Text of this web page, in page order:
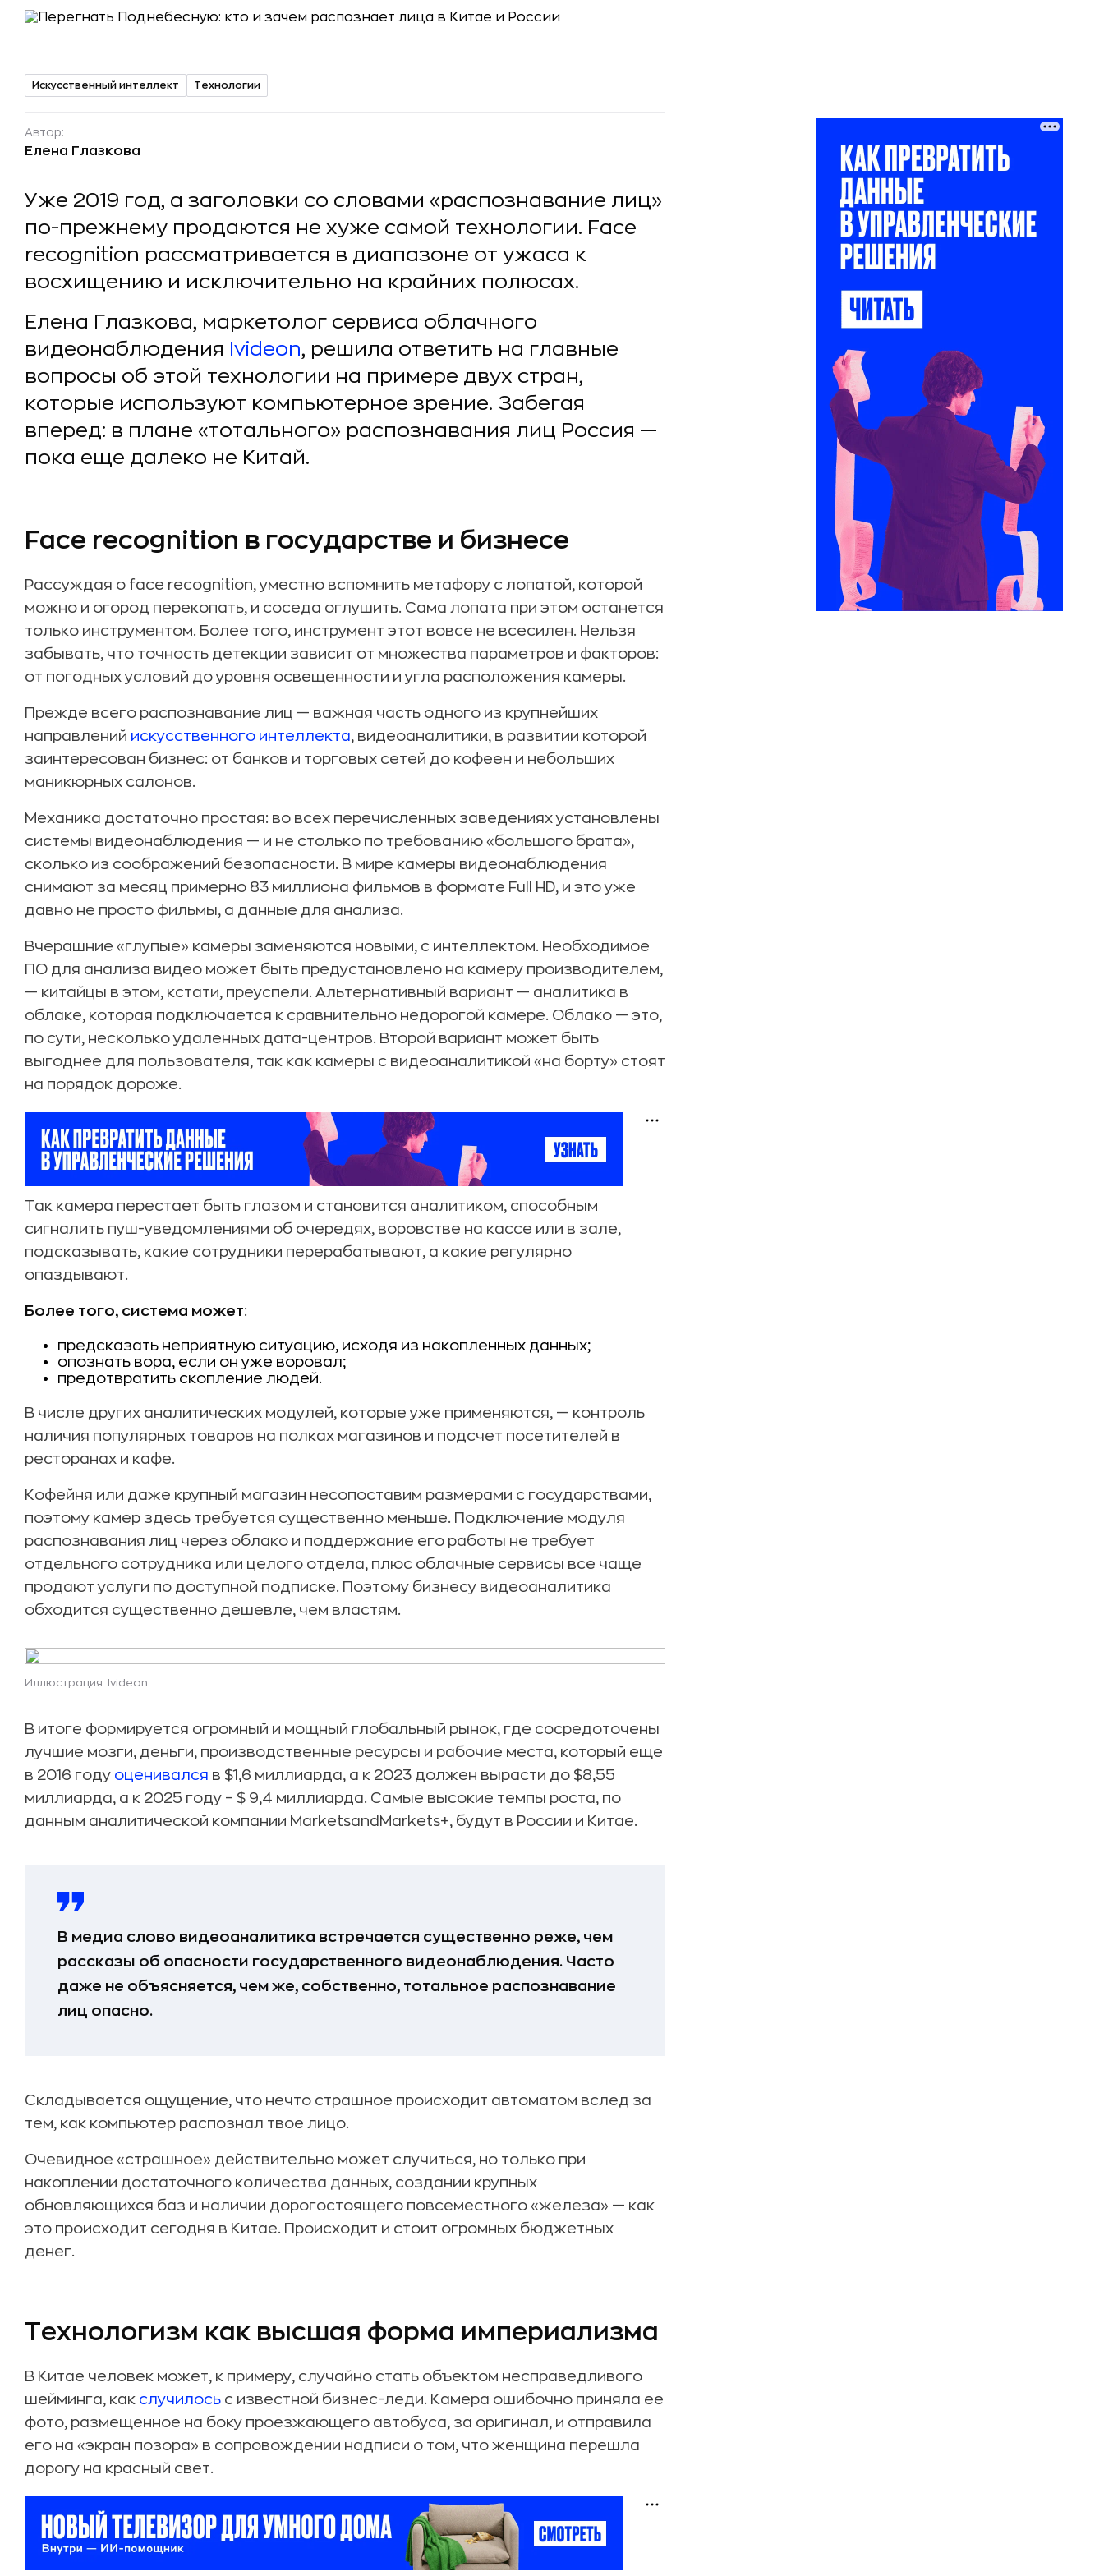
Искусственный интеллект Технологии
Автор:
Елена Глазкова
Уже 2019 год, а заголовки со словами «распознавание лиц»
по-прежнему продаются не хуже самой технологии. Face
recognition рассматривается в диапазоне от ужаса к
восхищению и исключительно на крайних полюсах.
Елена Глазкова, маркетолог сервиса облачного
видеонаблюдения Ivideon, решила ответить на главные
вопросы об этой технологии на примере двух стран,
которые используют компьютерное зрение. Забегая
вперед: в плане «тотального» распознавания лиц Россия —
пока еще далеко не Китай.
Face recognition в государстве и бизнесе
Рассуждая о face recognition, уместно вспомнить метафору с лопатой, которой
можно и огород перекопать, и соседа оглушить. Сама лопата при этом останется
только инструментом. Более того, инструмент этот вовсе не всесилен. Нельзя
забывать, что точность детекции зависит от множества параметров и факторов:
от погодных условий до уровня освещенности и угла расположения камеры.
Прежде всего распознавание лиц — важная часть одного из крупнейших
направлений искусственного интеллекта, видеоаналитики, в развитии которой
заинтересован бизнес: от банков и торговых сетей до кофеен и небольших
маникюрных салонов.
Механика достаточно простая: во всех перечисленных заведениях установлены
системы видеонаблюдения — и не столько по требованию «большого брата»,
сколько из соображений безопасности. В мире камеры видеонаблюдения
снимают за месяц примерно 83 миллиона фильмов в формате Full HD, и это уже
давно не просто фильмы, а данные для анализа.
Вчерашние «глупые» камеры заменяются новыми, с интеллектом. Необходимое
ПО для анализа видео может быть предустановлено на камеру производителем,
— китайцы в этом, кстати, преуспели. Альтернативный вариант — аналитика в
облаке, которая подключается к сравнительно недорогой камере. Облако — это,
по сути, несколько удаленных дата-центров. Второй вариант может быть
выгоднее для пользователя, так как камеры с видеоаналитикой «на борту» стоят
на порядок дороже.
Так камера перестает быть глазом и становится аналитиком, способным
сигналить пуш-уведомлениями об очередях, воровстве на кассе или в зале,
подсказывать, какие сотрудники перерабатывают, а какие регулярно
опаздывают.
Более того, система может:
предсказать неприятную ситуацию, исходя из накопленных данных;
опознать вора, если он уже воровал;
предотвратить скопление людей.
В числе других аналитических модулей, которые уже применяются, — контроль
наличия популярных товаров на полках магазинов и подсчет посетителей в
ресторанах и кафе.
Кофейня или даже крупный магазин несопоставим размерами с государствами,
поэтому камер здесь требуется существенно меньше. Подключение модуля
распознавания лиц через облако и поддержание его работы не требует
отдельного сотрудника или целого отдела, плюс облачные сервисы все чаще
продают услуги по доступной подписке. Поэтому бизнесу видеоаналитика
обходится существенно дешевле, чем властям.
Иллюстрация: Ivideon
В итоге формируется огромный и мощный глобальный рынок, где сосредоточены
лучшие мозги, деньги, производственные ресурсы и рабочие места, который еще
в 2016 году оценивался в $1,6 миллиарда, а к 2023 должен вырасти до $8,55
миллиарда, а к 2025 году – $ 9,4 миллиарда. Самые высокие темпы роста, по
данным аналитической компании MarketsandMarkets+, будут в России и Китае.
В медиа слово видеоаналитика встречается существенно реже, чем
рассказы об опасности государственного видеонаблюдения. Часто
даже не объясняется, чем же, собственно, тотальное распознавание
лиц опасно.
Складывается ощущение, что нечто страшное происходит автоматом вслед за
тем, как компьютер распознал твое лицо.
Очевидное «страшное» действительно может случиться, но только при
накоплении достаточного количества данных, создании крупных
обновляющихся баз и наличии дорогостоящего повсеместного «железа» — как
это происходит сегодня в Китае. Происходит и стоит огромных бюджетных
денег.
Технологизм как высшая форма империализма
В Китае человек может, к примеру, случайно стать объектом несправедливого
шейминга, как случилось с известной бизнес-леди. Камера ошибочно приняла ее
фото, размещенное на боку проезжающего автобуса, за оригинал, и отправила
его на «экран позора» в сопровождении надписи о том, что женщина перешла
дорогу на красный свет.